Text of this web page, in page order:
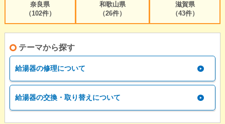
奈良県
（102件）
和歌山県
（26件）
滋賀県
（43件）
テーマから探す
給湯器の修理について
給湯器の交換・取り替えについて